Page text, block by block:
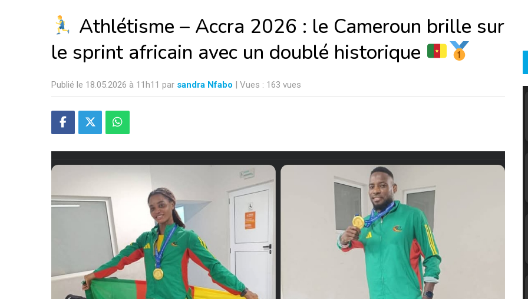
Athlétisme – Accra 2026 : le Cameroun brille sur
le sprint africain avec un doublé historique
Publié le 18.05.2026 à 11h11 par sandra Nfabo | Vues : 163 vues